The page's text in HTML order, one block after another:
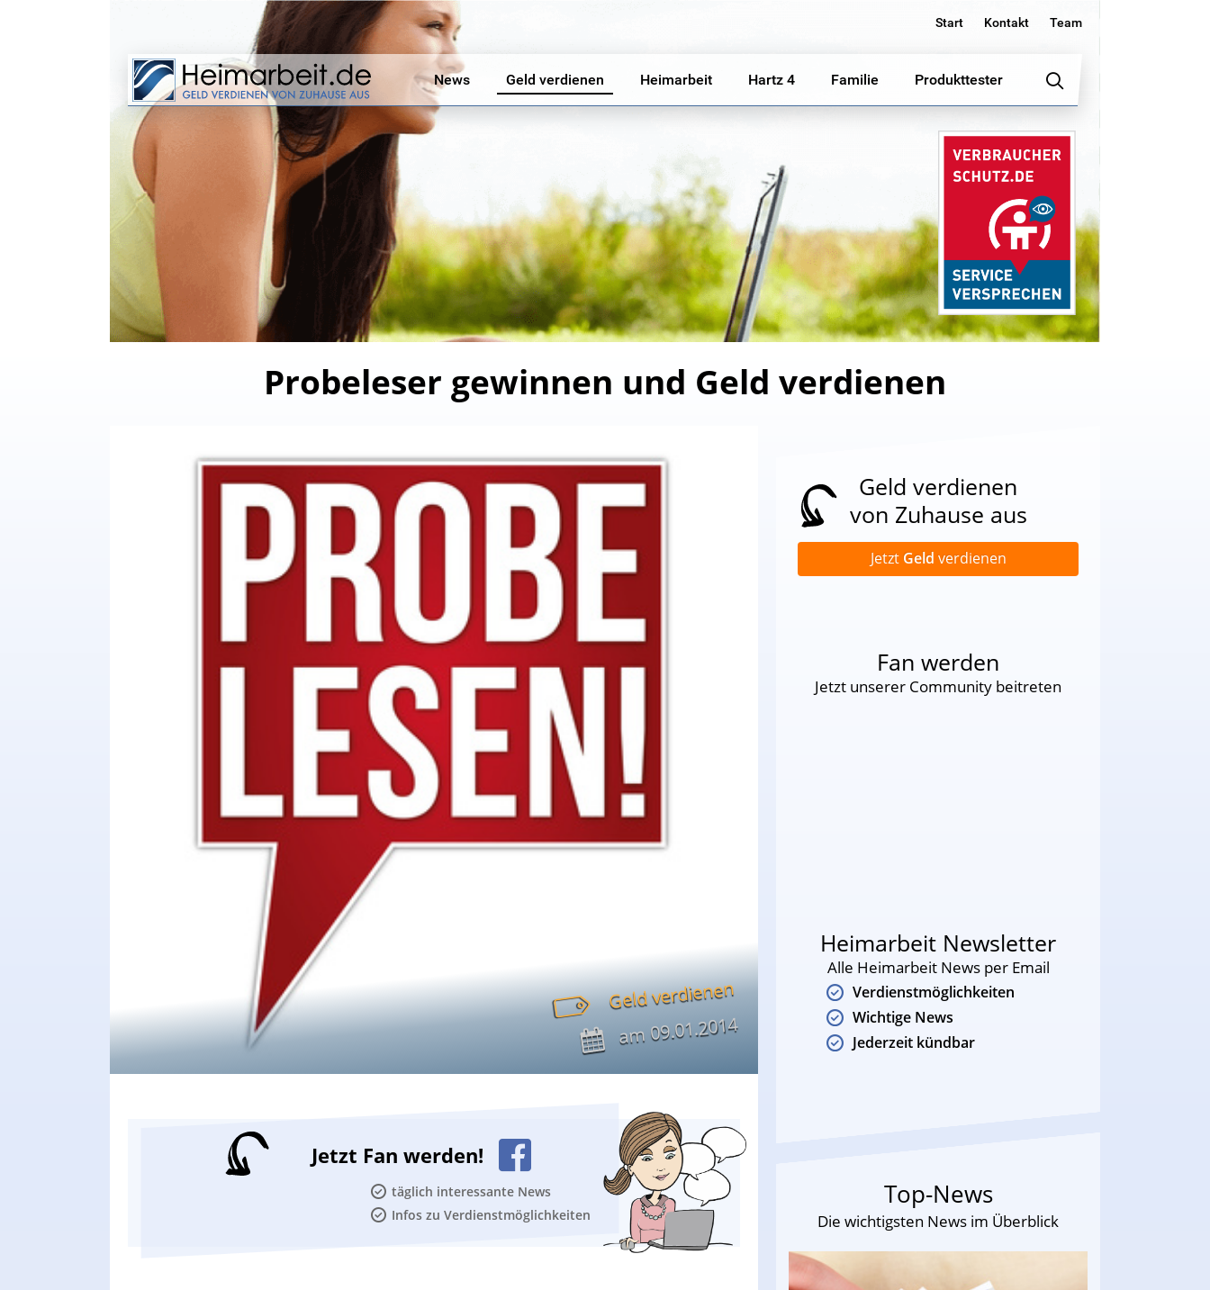
Start Kontakt Team
News Geld verdienen Heimarbeit Hartz 4 Familie Produkttester
Probeleser gewinnen und Geld verdienen
Geld verdienen
am09.01.2014
Jetzt Fan werden!
täglich interessante News
Infos zu Verdienstmöglichkeiten
Geld verdienen
von Zuhause aus
Jetzt Geld verdienen
Fan werden
Jetzt unserer Community beitreten
Heimarbeit Newsletter
Alle Heimarbeit News per Email
Verdienstmöglichkeiten
Wichtige News
Jederzeit kündbar
Top-News
Die wichtigsten News im Überblick